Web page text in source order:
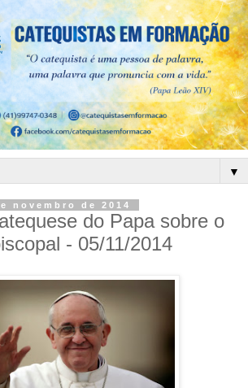
▼
novembro de 2014
do Papa sobre o
- 05/11/2014